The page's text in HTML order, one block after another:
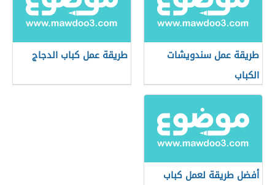
طريقة عمل سندويشات
الكباب
طريقة عمل كباب الدجاج
أفضل طريقة لعمل كباب